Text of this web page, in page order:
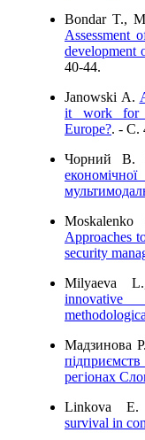
Bondar T.,
Assessment
development
40-44.
Janowski A.
it work for
Europe?. - C.
Чорний В.
Approaches
security
Milyaeva
Мадзинова
регіонах
Linkova
survival in